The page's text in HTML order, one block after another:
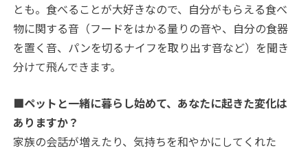
とも。食べることが大好きなので、自分がもらえる食べ
物に関する音（フードをはかる量りの音や、自分の食器
を置く音、パンを切るナイフを取り出す音など）を聞き
分けて飛んできます。
■ペットと一緒に暮らし始めて、あなたに起きた変化は
ありますか？
家族の会話が増えたり、気持ちを和やかにしてくれた